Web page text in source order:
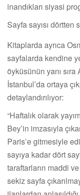
inandıkları siyasi
Sayfa sayısı
Kitaplarda ayrıca
sayfalarda kendine
öyküsünün yanı sıra
İstanbul’da ortaya
detaylandırılıyor:
“Haftalık olarak
Bey’in imzasıyla
Paris’e gitmesiyle
sayıya kadar dört
taraftarların maddi
sekiz sayfa